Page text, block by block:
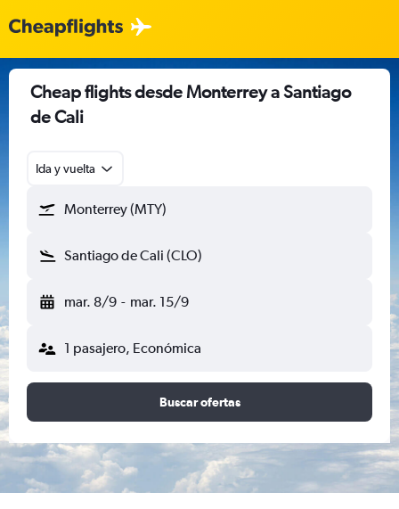
Cheap flights desde Monterrey a Santiago
de Cali
Ida y vuelta
Monterrey (MTY)
Santiago de Cali (CLO)
mar. 8/9 - mar. 15/9
1 pasajero, Económica
Buscar ofertas